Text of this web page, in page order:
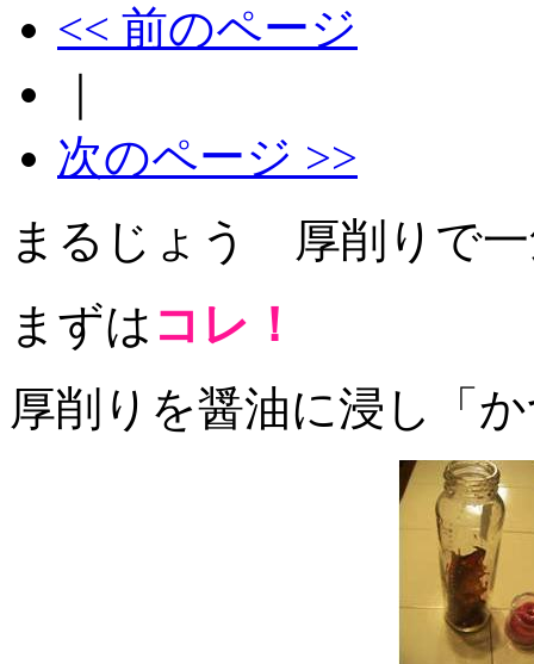
<< 前のページ
次のページ >>
まるじょう 厚削りで
まずは コレ！
厚削りを醤油に浸し「